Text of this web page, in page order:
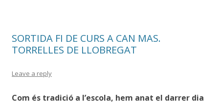
SORTIDA FI DE CURS A CAN MAS.
TORRELLES DE LLOBREGAT
Leave a reply
Com és tradició a l’escola, hem anat el darrer dia